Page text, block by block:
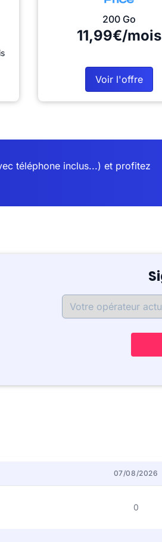
200 Go
11,99€/mois
Voir l'offre
téléphone inclus...) et profitez
07/08/2026
0